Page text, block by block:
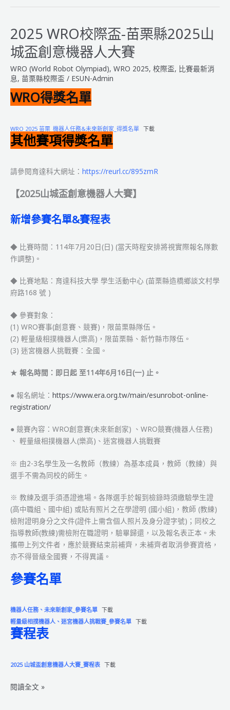
奧
林
匹
智
能
機
聯
盟
【區
&
2025 WRO校際盃-苗栗縣2025山
城盃創意機器人大賽
WRO (World Robot Olympiad), WRO 2025, 校際盃, 比賽最新消
息, 苗栗縣校際盃 / ESUN-Admin
WRO得獎名單
WRO 2025 苗栗_機器人任務&未來新創家_得獎名單 下載
其他賽項得獎名單
請參閱育達科大網址： https://reurl.cc/895zmR
【2025山城盃創意機器人大賽】
新增參賽名單&賽程表
◆ 比賽時間：114年7月20日(日) (當天時程安排將視實際報名隊數
作調整)。
◆ 比賽地點：育達科技大學 學生活動中心 (苗栗縣造橋鄉談文村學
府路168 號 )
◆ 參賽對象：
(1) WRO賽事(創意賽、競賽)，限苗栗縣隊伍。
(2) 輕量級相撲機器人(樂高)，限苗栗縣、新竹縣市隊伍。
(3) 迷宮機器人挑戰賽：全國。
★ 報名時間：即日起 至114年6月16日(一) 止。
● 報名網址： https://www.era.org.tw/main/esunrobot-online-
registration/
● 競賽內容：WRO創意賽(未來新創家) 、WRO競賽(機器人任務)
、 輕量級相撲機器人(樂高)、迷宮機器人挑戰賽
※ 由2-3名學生及一名教師（教練）為基本成員，教師（教練）與
選手不需為同校的師生。
※ 教練及選手須憑證進場。各隊選手於報到檢錄時須繳驗學生證
(高中職組、國中組) 或貼有照片之在學證明 (國小組)，教師 (教練)
檢附證明身分之文件(證件上需含個人照片及身分證字號)；同校之
指導教師(教練)需檢附在職證明，驗畢歸還，以及報名表正本。未
攜帶上列文件者，應於競賽結束前補齊，未補齊者取消參賽資格，
亦不得晉級全國賽，不得異議。
參賽名單
機器人任務、未來新創家_參賽名單 下載
輕量級相撲機器人、迷宮機器人挑戰賽 參賽名單 下載
賽程表
2025 山城盃創意機器人大賽_賽程表 下載
2025
閱讀全文 »